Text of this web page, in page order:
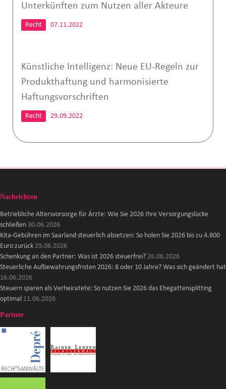
Unterkünften zum Nutzen aller Akteure
Recht 07.11.2022
Künstliche Intelligenz: Neue EU-Regeln zur
Produkthaftung und harmonisierte
Haftungsvorschriften
Recht 29.09.2022
Nachrichten
Betriebliche Altersvorsorge für Ärzte: Wie Sie 2026 Ihre Versorgungslücke
schließen 30.06.2026
Kita-Gebühren im Saarland steuerlich absetzen: So holen Sie 2026 bis zu 4.800
Euro zurück 29.06.2026
Schenkung an den Partner: Was ist 2026 steuerfrei? 26.06.2026
Steuerliche Aufbewahrungsfristen 2026: 8 oder 10 Jahre? Was sich geändert hat
16.06.2026
Steuern sparen als Verheiratete: So nutzen Sie 2026 das Ehegattensplitting
optimal 11.06.2026
Partner